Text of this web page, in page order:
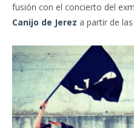
fusión con el concierto del
Canijo de Jerez a partir de